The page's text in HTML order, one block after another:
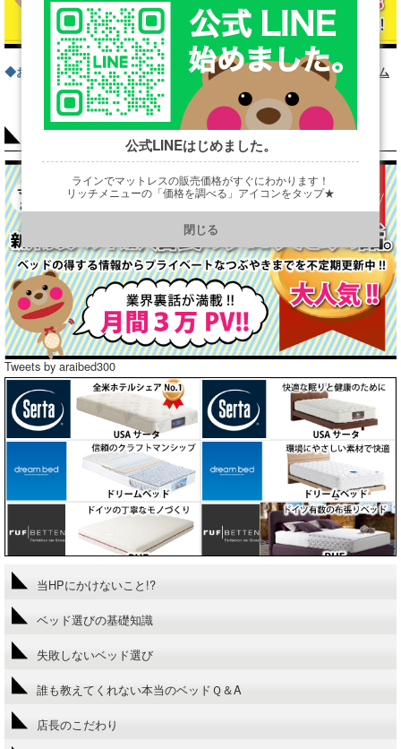
◆お問い合わせフォームはこちら お問い合わせフォーム
Tweets by araibed300
当HPにかけないこと!?
ベッド選びの基礎知識
失敗しないベッド選び
誰も教えてくれない本当のベッドＱ＆A
店長のこだわり
公式LINEはじめました。
ラインでマットレスの販売価格がすぐにわかります！
リッチメニューの「価格を調べる」アイコンをタップ★
https://line.me/R/ti/p/@901ptzjz
閉じる